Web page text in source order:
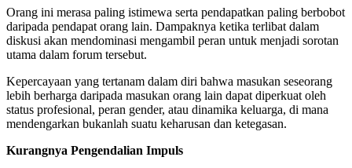
Orang ini merasa paling istimewa serta pendapatkan paling berbobot
daripada pendapat orang lain. Dampaknya ketika terlibat dalam
diskusi akan mendominasi mengambil peran untuk menjadi sorotan
utama dalam forum tersebut.
Kepercayaan yang tertanam dalam diri bahwa masukan seseorang
lebih berharga daripada masukan orang lain dapat diperkuat oleh
status profesional, peran gender, atau dinamika keluarga, di mana
mendengarkan bukanlah suatu keharusan dan ketegasan.
Kurangnya Pengendalian Impuls